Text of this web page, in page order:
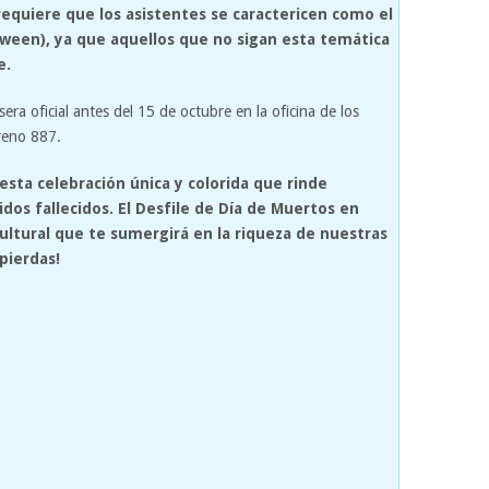
que los asistentes se caractericen como el
ya que aquellos que no sigan esta temática
oficial antes del 15 de octubre en la oficina de los
887.
celebración única y colorida que rinde
fallecidos. El Desfile de Día de Muertos en
que te sumergirá en la riqueza de nuestras